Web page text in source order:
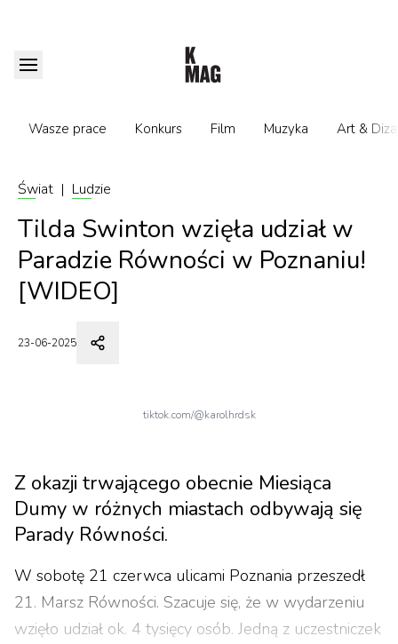
Wasze prace Konkurs Film Muzyka Art &
Świat | Ludzie
Tilda Swinton wzięła udział w
Paradzie Równości w Poznaniu!
[WIDEO]
23-06-2025
tiktok.com/@karolhrdsk
Z okazji trwającego obecnie Miesiąca
Dumy w różnych miastach odbywają się
Parady Równości.
W sobotę 21 czerwca ulicami Poznania przeszedł
21. Marsz Równości. Szacuje się, że w wydarzeniu
wzięło udział ok. 4 tysięcy osób. Jedną z uczestniczek